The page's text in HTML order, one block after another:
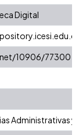
Digital
10906/77300
Administrativas